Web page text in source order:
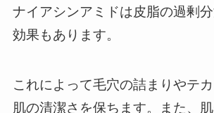
ナイアシンアミドは皮脂の過剰
効果もあります。
これによって毛穴の詰まりやテカ
肌の清潔さを保ちます。また、